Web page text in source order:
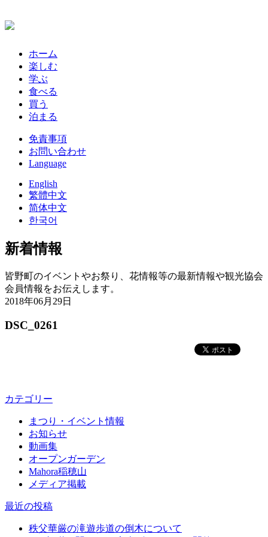
ホーム
楽しむ
学ぶ
食べる
買う
泊まる
免責事項
お問い合わせ
Language
English
繁體中文
简体中文
한국어
新着情報
皆野町のイベントやお祭り、花情報等の最新情報や観光協会
会員情報をお伝えします。
2018年06月29日
DSC_0261
カテゴリー
まつり・イベント情報
お知らせ
動画集
オープンガーデン
Mahora稲穂山
メディア掲載
最近の投稿
秩父華厳の滝遊歩道の倒木について